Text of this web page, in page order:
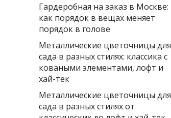
Гардеробная на заказ в Москве:
как порядок в вещах меняет
порядок в голове
Металлические цветочницы для
сада в разных стилях: классика с
коваными элементами, лофт и
хай-тек
Металлические цветочницы для
сада в разных стилях от